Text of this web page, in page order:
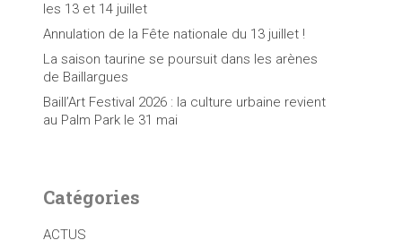
les 13 et 14 juillet
Annulation de la Fête nationale du 13 juillet !
La saison taurine se poursuit dans les arènes
de Baillargues
Baill’Art Festival 2026 : la culture urbaine revient
au Palm Park le 31 mai
Catégories
ACTUS